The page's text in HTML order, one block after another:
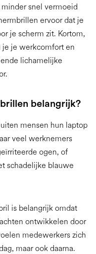
snel vermoeid
ervoor dat je
je scherm zit. Kortom,
je werkcomfort en
lichamelijke
belangrijk?
mensen hun laptop
veel werknemers
ogen, of
schadelijke blauwe
is belangrijk omdat
ontwikkelen door
medewerkers zich
maar ook daarna.